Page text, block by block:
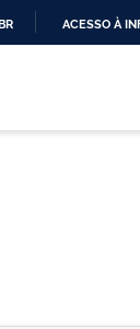
ACESSO À